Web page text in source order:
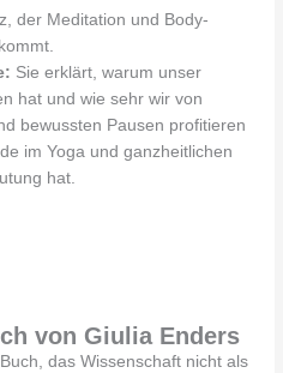
der Meditation und Body-
Sie erklärt, warum unser
hat und wie sehr wir von
bewussten Pausen profitieren
im Yoga und ganzheitlichen
hat.
von Giulia Enders
das Wissenschaft nicht als